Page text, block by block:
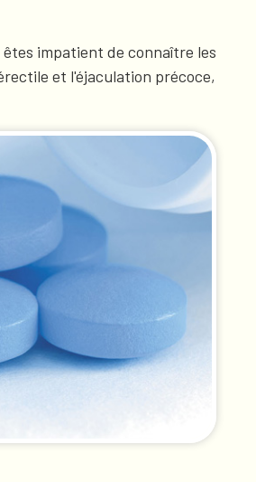
impatient de connaître les
et l'éjaculation précoce,